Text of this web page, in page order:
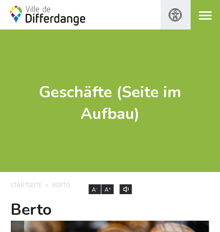
Geschäfte (Seite im
Aufbau)
STARTSEITE BERTO
A- A+
Berto